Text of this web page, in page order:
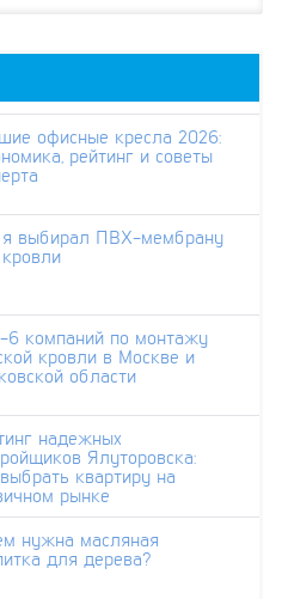
офисные кресла 2026:
рейтинг и советы
выбирал ПВХ-мембрану
компаний по монтажу
кровли в Москве и
области
надежных
Ялуторовска:
квартиру на
рынке
нужна масляная
для дерева?